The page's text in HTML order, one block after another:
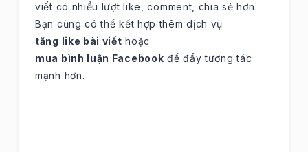
viết có nhiều lượt like, comment, chia sẻ hơn.
Bạn cũng có thể kết hợp thêm dịch vụ
tăng like bài viết hoặc
mua bình luận Facebook để đẩy tương tác
mạnh hơn.